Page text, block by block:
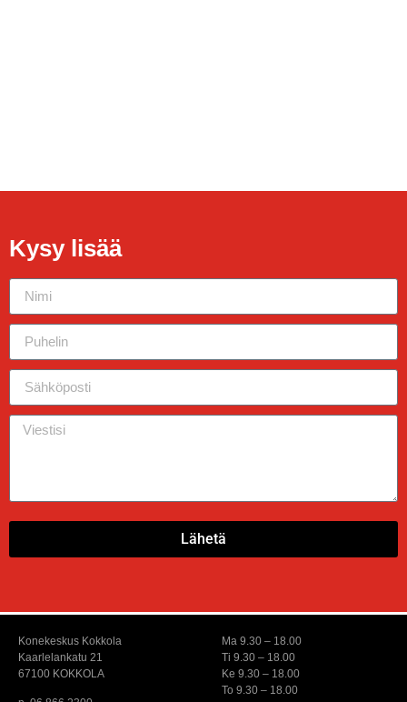
Kysy lisää
Lähetä
Konekeskus Kokkola
Kaarlelankatu 21
67100 KOKKOLA
Ma 9.30 – 18.00
Ti 9.30 – 18.00
Ke 9.30 – 18.00
To 9.30 – 18.00